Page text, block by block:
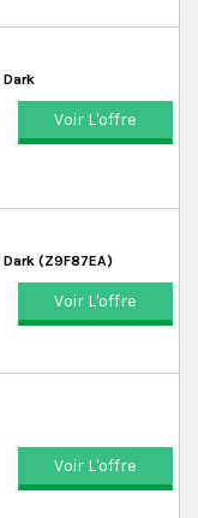
Dark
Voir L'offre
Dark (Z9F87EA)
Voir L'offre
Voir L'offre